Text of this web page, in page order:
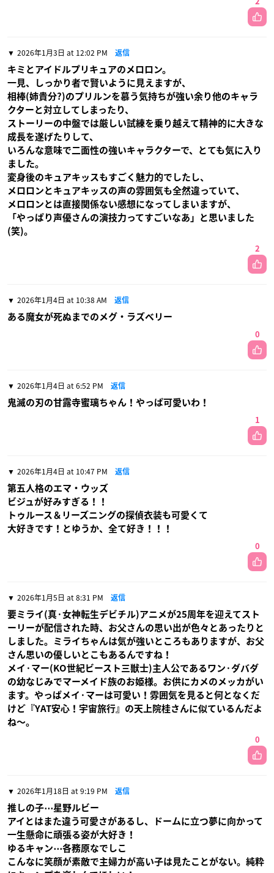
2026年1月3日 at 12:02 PM 返信
キミとアイドルプリキュアのメロロン。
一見、しっかり者で賢いように見えますが、
相棒(姉貴分?)のプリルンを慕う気持ちが強い余り他のキャラ
クターと対立してしまったり、
ストーリーの中盤では厳しい試練を乗り越えて精神的に大きな
成長を遂げたりして、
いろんな意味で二面性の強いキャラクターで、とても気に入り
ました。
変身後のキュアキッスもすごく魅力的でしたし、
メロロンとキュアキッスの声の雰囲気も全然違っていて、
メロロンとは直接関係ない感想になってしまいますが、
「やっぱり声優さんの演技力ってすごいなあ」と思いました
(笑)。
2
2026年1月4日 at 10:38 AM 返信
ある魔女が死ぬまでのメグ・ラズベリー
0
2026年1月4日 at 6:52 PM 返信
鬼滅の刃の甘露寺蜜璃ちゃん！やっぱ可愛いわ！
1
2026年1月4日 at 10:47 PM 返信
第五人格のエマ・ウッズ
ビジュが好みすぎる！！
トゥルース＆リーズニングの探偵衣装も可愛くて
大好きです！とゆうか、全て好き！！！
0
2026年1月5日 at 8:31 PM 返信
要ミライ(真·女神転生デビチル)アニメが25周年を迎えてスト
ーリーが配信された時、お父さんの思い出が色々とあったりと
しました。ミライちゃんは気が強いところもありますが、お父
さん思いの優しいとこもあるんですね！
メイ·マー(KO世紀ビースト三獣士)主人公であるワン·ダバダ
の幼なじみでマーメイド族のお姫様。お供にカメのメッカがい
ます。やっぱメイ·マーは可愛い！雰囲気を見ると何となくだ
けど『YAT安心！宇宙旅行』の天上院桂さんに似ているんだよ
ね〜。
0
2026年1月18日 at 9:19 PM 返信
推しの子⋯星野ルビー
アイとはまた違う可愛さがあるし、ドームに立つ夢に向かって
一生懸命に頑張る姿が大好き！
ゆるキャン⋯各務原なでしこ
こんなに笑顔が素敵で主婦力が高い子は見たことがない。純粋